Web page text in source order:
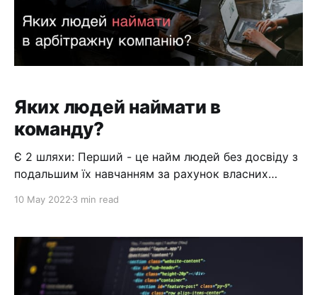
Яких людей наймати в
команду?
Є 2 шляхи: Перший - це найм людей без досвіду з
подальшим їх навчанням за рахунок власних
людей з досвідом. Наймати людей без досвіду це
віднімає багато сил та ресурсів. Ризики великі так
як люди істоти нестабільні.
10 May 2022 3 min read